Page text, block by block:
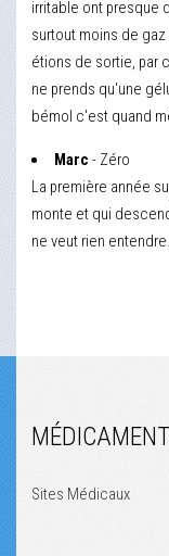
irritable ont presque
surtout moins de
étions de sortie, par
ne prends qu'une
bémol c'est quand
Marc - Zéro
La première année
monte et qui
ne veut rien entendre.
Sites Médicaux